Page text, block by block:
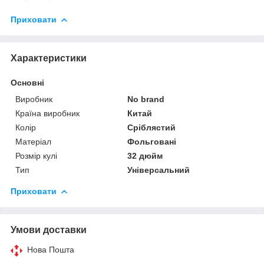
Приховати
Характеристики
Основні
Виробник
No brand
Країна виробник
Китай
Колір
Сріблястий
Матеріал
Фольговані
Розмір кулі
32 дюйм
Тип
Універсальний
Приховати
Умови доставки
Нова Пошта